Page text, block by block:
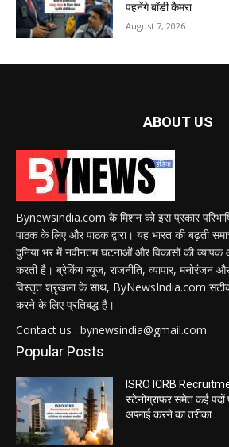
पहनेंगे बॉडी कैमरा
August 7, 2026
ABOUT US
Bynewsindia.com के मिशन को इस प्रकार
पाठक के लिए और पाठक द्वारा। यह भारत की बढ़ती
दुनिया भर में नवीनतम घटनाओं और विकासों की
करती है। ब्रेकिंग न्यूज, राजनीति, व्यापार, मनोरंजन
विस्तृत श्रृंखला के साथ, ByNewsIndia.com सटीक
करने के लिए प्रतिबद्ध है।
Contact us : bynewsindia@gmail.com
Popular Posts
ISRO ICRB
स्टेनोग्राफर समेत कई पदों
अप्लाई करने का तरीका